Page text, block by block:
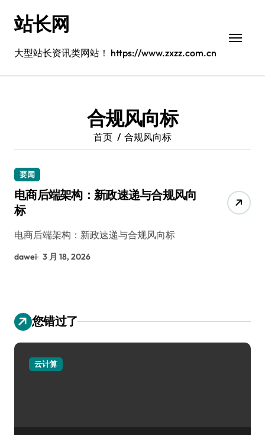
站长网
大型站长资讯类网站！ https://www.zxzz.com.cn
合规风向标
首页 合规风向标
要闻
电商后端架构：新政速递与合规风向
标
电商后端架构：新政速递与合规风向标
dawei 3 月 18, 2026
您错过了
云计算